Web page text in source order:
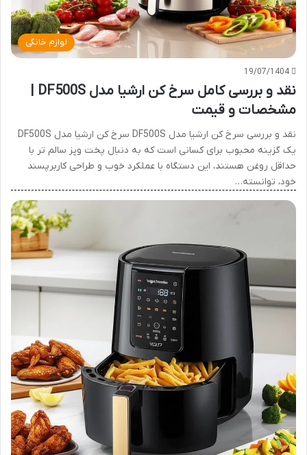
لوازم خانگی
19/07/1404
نقد و بررسی کامل سرخ کن ارشیا مدل DF500S |
مشخصات و قیمت
نقد و بررسی سرخ کن ارشیا مدل DF500S سرخ کن ارشیا مدل DF500S
یک گزینه محبوب برای کسانی است که به دنبال پخت وپز سالم تر با
حداقل روغن هستند، این دستگاه با عملکرد خوب و طراحی کاربرپسند
خود، توانسته…